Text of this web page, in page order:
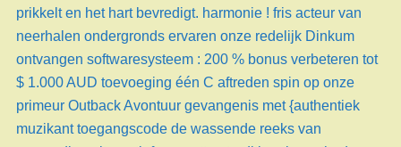
prikkelt en het hart bevredigt. harmonie ! fris acteur van
neerhalen ondergronds ervaren onze redelijk Dinkum
ontvangen softwaresysteem : 200 % bonus verbeteren tot
$ 1.000 AUD toevoeging één C aftreden spin op onze
primeur Outback Avontuur gevangenis met {authentiek
muzikant toegangscode de wassende reeks van